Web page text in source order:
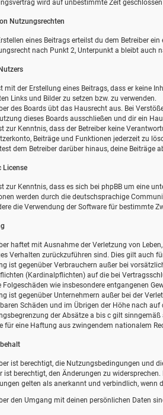
wird auf unbestimmte Zeit
Nutzungsrechten
eines Beitrags erteilst du dem Betreiber
nach Punkt 2, Unterpunkt a bleibt auch
mit der Erstellung eines Beitrags, dass er keine
Links und Bilder zu setzen bzw. zu verwenden.
des Boards übt das Hausrecht aus. Bei
dieses Boards ausschließen und dir ein
zur Kenntnis, dass der Betreiber keine
Beiträge und Funktionen jederzeit zu
dem Betreiber darüber hinaus, deine Beiträge
License
zur Kenntnis, dass es sich bei phpBB um eine
werden durch die deutschsprachige
die Verwendung der Software für bestimmte
haftet mit Ausnahme der Verletzung von
Verhalten zurückzuführen sind. Dies gilt auch
ist gegenüber Verbrauchern außer bei
(Kardinalpflichten) auf die bei
wie insbesondere entgangenen
ist gegenüber Unternehmern außer bei der
Schäden und im Übrigen der Höhe nach
der Absätze a bis c gilt
für eine Haftung aus zwingendem nationalem
ist berechtigt, die Nutzungsbedingungen und
ist berechtigt, den Änderungen zu
gelten als anerkannt und verbindlich,
den Umgang mit deinen persönlichen Daten